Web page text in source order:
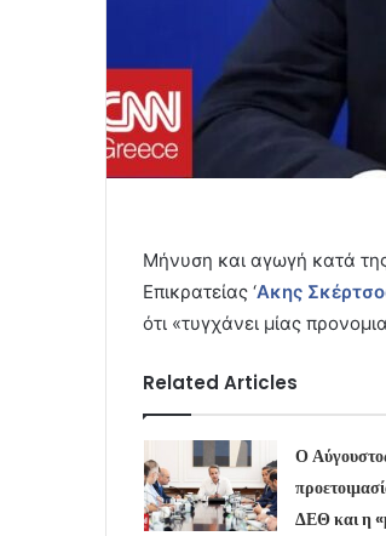
Μήνυση και αγωγή κατά
Επικρατείας ‘Ακης
ότι «τυγχάνει μίας
Related Articles
Ο
ΔΕΘ και η